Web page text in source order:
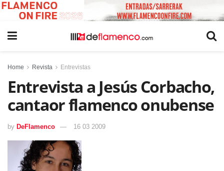
Home Revista Entrevistas
Entrevista a Jesús Corbacho,
cantaor flamenco onubense
by DeFlamenco 16 03 2009